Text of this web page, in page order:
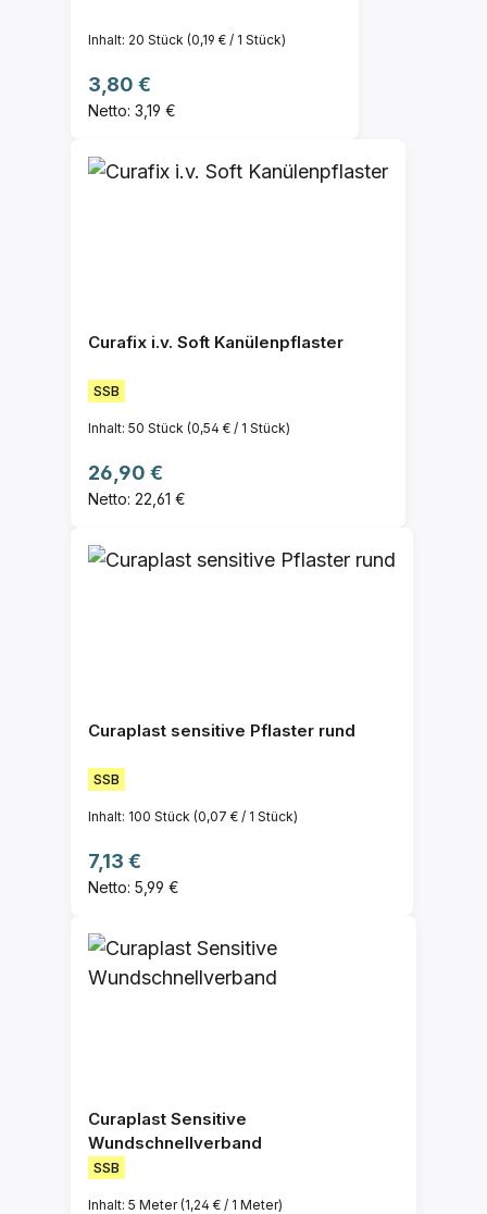
Inhalt: 20 Stück (0,19 € / 1 Stück)
Regulärer Preis:
3,80 €
Netto: 3,19 €
Curafix i.v. Soft Kanülenpflaster
SSB
Inhalt: 50 Stück (0,54 € / 1 Stück)
Regulärer Preis:
26,90 €
Netto: 22,61 €
Curaplast sensitive Pflaster rund
SSB
Inhalt: 100 Stück (0,07 € / 1 Stück)
Regulärer Preis:
7,13 €
Netto: 5,99 €
Curaplast Sensitive
Wundschnellverband
SSB
Inhalt: 5 Meter(1,24 € / 1 Meter)